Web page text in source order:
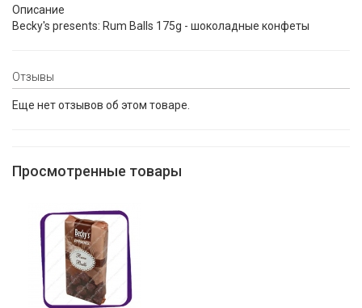
Описание
Becky's presents: Rum Balls 175g - шоколадные конфеты
Отзывы
Еще нет отзывов об этом товаре.
Просмотренные товары